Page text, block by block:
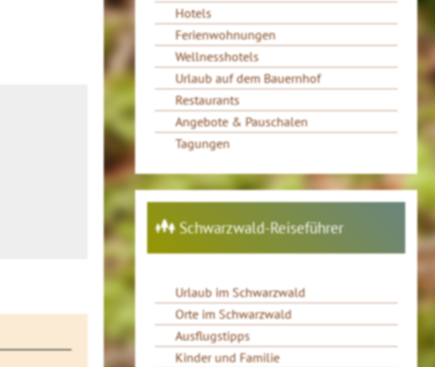
Hotels
Ferienwohnungen
Wellnesshotels
Urlaub auf dem Bauernhof
Restaurants
Angebote & Pauschalen
Tagungen
Schwarzwald-Reiseführer
Urlaub im Schwarzwald
Orte im Schwarzwald
Ausflugstipps
Kinder und Familie